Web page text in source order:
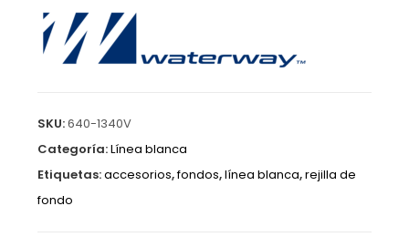
SKU:640-1340V
Categoría:Línea blanca
Etiquetas:accesorios,fondos,línea blanca,rejilla de
fondo